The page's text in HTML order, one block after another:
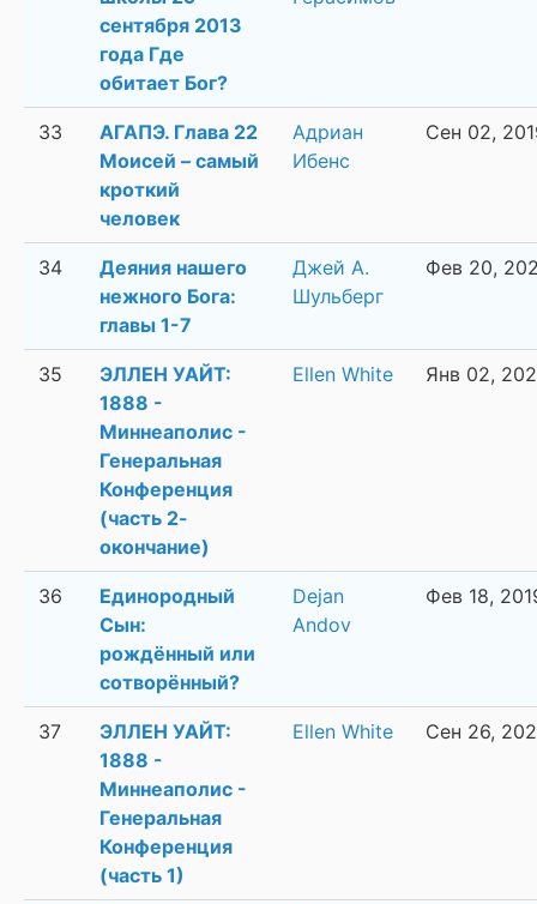
сентября 2013
года Где
обитает Бог?
33
АГАПЭ. Глава 22
Моисей – самый
кроткий
человек
Адриан
Ибенс
Сен 02,
34
Деяния нашего
нежного Бога:
главы 1-7
Джей А.
Шульберг
Фев 20,
35
ЭЛЛЕН УАЙТ:
1888 -
Миннеаполис -
Генеральная
Конференция
(часть 2-
окончание)
Ellen White Янв 02,
36
Единородный
Сын:
рождённый или
сотворённый?
Dejan
Andov
Фев 18,
37
ЭЛЛЕН УАЙТ:
1888 -
Миннеаполис -
Генеральная
Конференция
(часть 1)
Ellen White Сен 26,